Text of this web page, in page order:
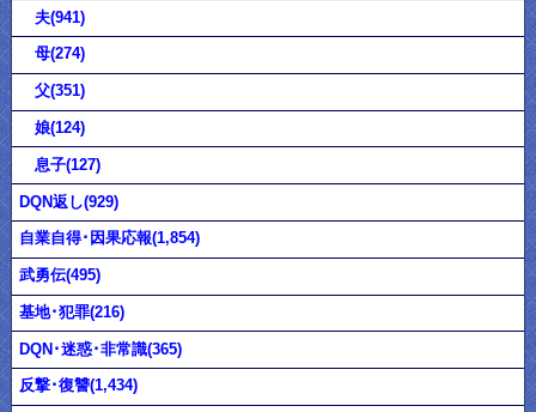
夫(941)
母(274)
父(351)
娘(124)
息子(127)
DQN返し(929)
自業自得･因果応報(1,854)
武勇伝(495)
基地･犯罪(216)
DQN･迷惑･非常識(365)
反撃･復讐(1,434)